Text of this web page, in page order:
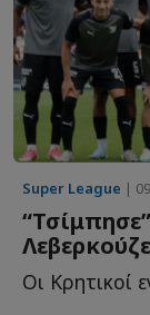
Super League |
Οι Κρητικοί